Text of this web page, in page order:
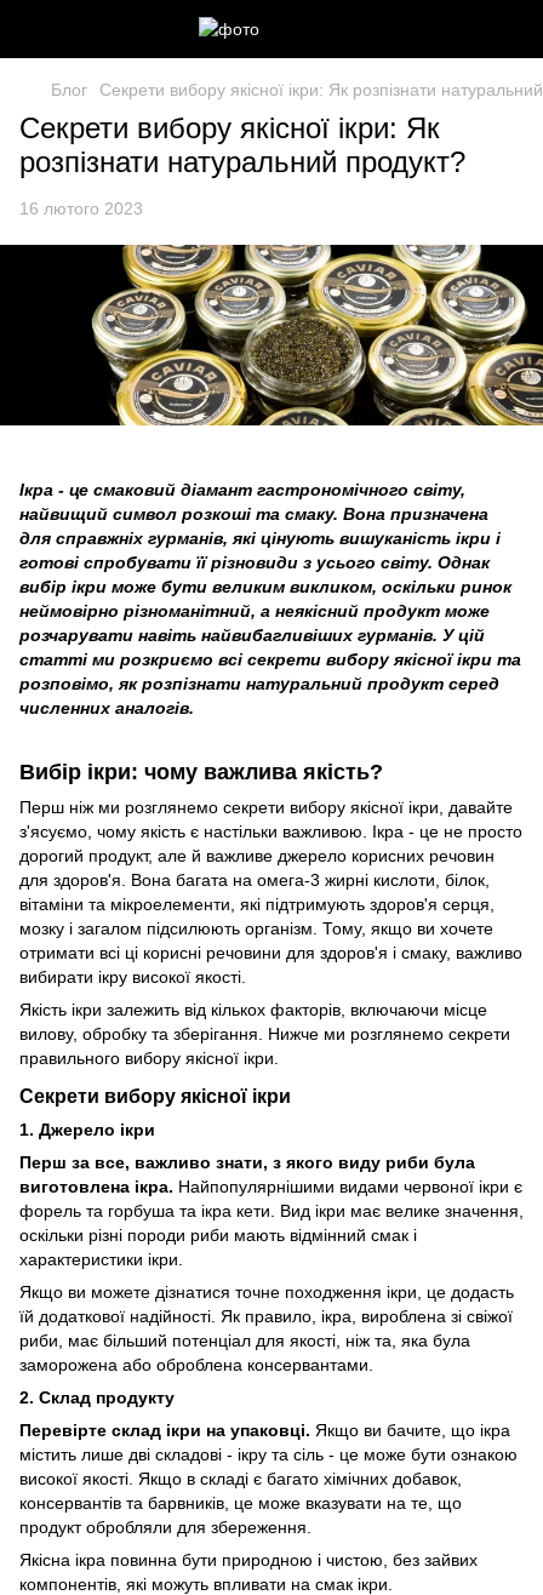
Блог Секрети вибору якісної ікри: Як розпізнати
Секрети вибору якісної ікри: Як
розпізнати натуральний продукт?
16 лютого 2023
Ікра - це смаковий діамант гастрономічного світу,
найвищий символ розкоші та смаку. Вона призначена
для справжніх гурманів, які цінують вишуканість ікри і
готові спробувати її різновиди з усього світу. Однак
вибір ікри може бути великим викликом, оскільки ринок
неймовірно різноманітний, а неякісний продукт може
розчарувати навіть найвибагливіших гурманів. У цій
статті ми розкриємо всі секрети вибору якісної ікри та
розповімо, як розпізнати натуральний продукт серед
численних аналогів.
Вибір ікри: чому важлива якість?
Перш ніж ми розглянемо секрети вибору якісної ікри, давайте
з'ясуємо, чому якість є настільки важливою. Ікра - це не просто
дорогий продукт, але й важливе джерело корисних речовин
для здоров'я. Вона багата на омега-3 жирні кислоти, білок,
вітаміни та мікроелементи, які підтримують здоров'я серця,
мозку і загалом підсилюють організм. Тому, якщо ви хочете
отримати всі ці корисні речовини для здоров'я і смаку, важливо
вибирати ікру високої якості.
Якість ікри залежить від кількох факторів, включаючи місце
вилову, обробку та зберігання. Нижче ми розглянемо секрети
правильного вибору якісної ікри.
Секрети вибору якісної ікри
1. Джерело ікри
Перш за все, важливо знати, з якого виду риби була
виготовлена ікра. Найпопулярнішими видами червоної ікри є
форель та горбуша та ікра кети. Вид ікри має велике значення,
оскільки різні породи риби мають відмінний смак і
характеристики ікри.
Якщо ви можете дізнатися точне походження ікри, це додасть
їй додаткової надійності. Як правило, ікра, вироблена зі свіжої
риби, має більший потенціал для якості, ніж та, яка була
заморожена або оброблена консервантами.
2. Склад продукту
Перевірте склад ікри на упаковці. Якщо ви бачите, що ікра
містить лише дві складові - ікру та сіль - це може бути ознакою
високої якості. Якщо в складі є багато хімічних добавок,
консервантів та барвників, це може вказувати на те, що
продукт обробляли для збереження.
Якісна ікра повинна бути природною і чистою, без зайвих
компонентів, які можуть впливати на смак ікри.